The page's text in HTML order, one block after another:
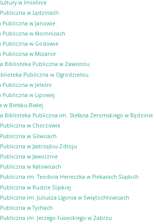
w Imielinie
w Lędzinach
w Janowie
w Kłomnicach
w Godowie
w Mszanie
Biblioteka Publiczna w Zawierciu
Publiczna w Ogrodzieńcu
w Jeleśni
w Lipowej
w Bielsku-Białej
Biblioteka Publiczna im. Stefana Żeromskiego w Będzinie
w Chorzowie
w Gliwicach
w Jastrzębiu-Zdroju
w Jaworznie
w Katowicach
im. Teodora Heneczka w Piekarach Śląskich
w Rudzie Śląskiej
im. Juliusza Ligonia w Świętochłowicach
w Tychach
im. Jerzego Fusieckiego w Zabrzu